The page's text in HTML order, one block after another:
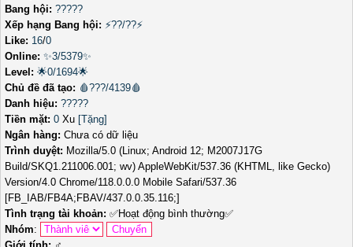
Bang hội: ?????
Xếp hạng Bang hội: ⚡??/??⚡
Like: 16/0
Online: ✨3/5379✨
Level: 🌟0/1694🌟
Chủ đề đã tạo: 🩸???/4139🩸
Danh hiệu: ?????
Tiền mặt: 0 Xu [Tặng]
Ngân hàng: Chưa có dữ liệu
Trình duyệt: Mozilla/5.0 (Linux; Android 12; M2007J17G
Build/SKQ1.211006.001; wv) AppleWebKit/537.36 (KHTML, like Gecko)
Version/4.0 Chrome/118.0.0.0 Mobile Safari/537.36
[FB_IAB/FB4A;FBAV/437.0.0.35.116;]
Tình trạng tài khoản: ✅Hoạt động bình thường✅
Nhóm: